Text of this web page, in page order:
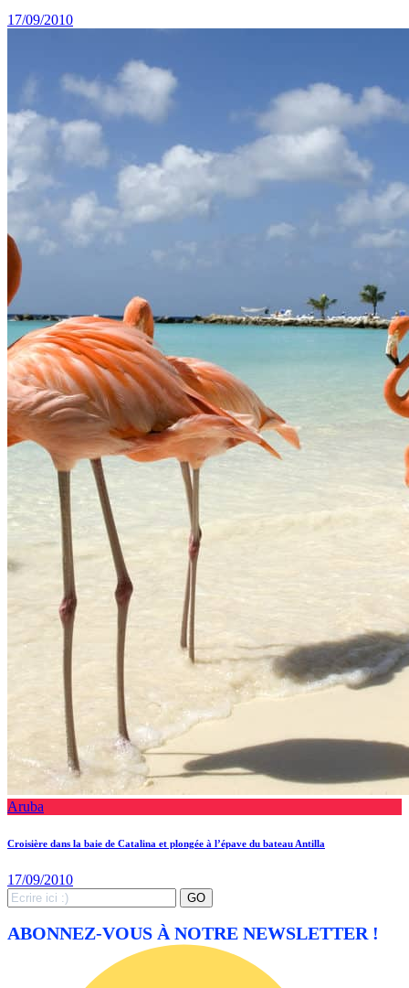
17/09/2010
Aruba
Croisière dans la baie de Catalina et plongée à l’épave du bateau Antilla
17/09/2010
Search
for:
GO
ABONNEZ-VOUS À NOTRE NEWSLETTER !